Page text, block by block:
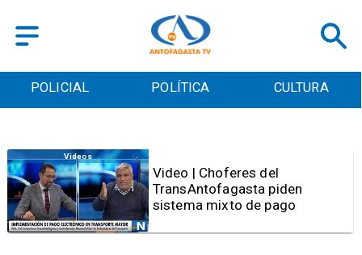
POLICIAL POLÍTICA CULTURA
Videos
Video | Choferes del
TransAntofagasta piden
sistema mixto de pago